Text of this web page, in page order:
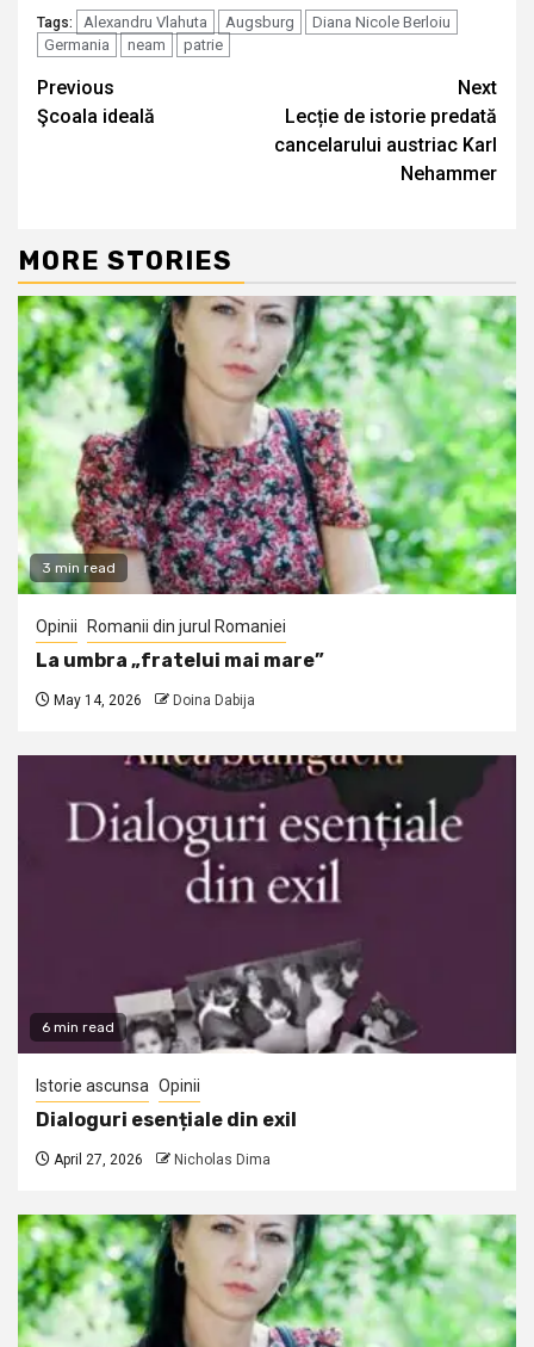
Tags: Alexandru Vlahuta Augsburg
Diana Nicole Berloiu
Germania
neam patrie
Continue
Reading
Previous
Şcoala ideală
Next
Lecție de istorie predată
cancelarului austriac Karl
Nehammer
MORE STORIES
3 min read
Opinii Romanii din jurul Romaniei
La umbra „fratelui mai mare”
May 14, 2026 Doina Dabija
6 min read
Istorie ascunsa Opinii
Dialoguri esențiale din exil
April 27, 2026 Nicholas Dima